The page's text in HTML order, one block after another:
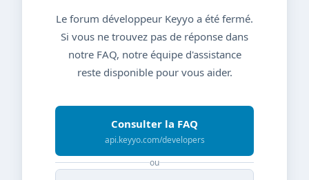
Le forum développeur Keyyo a été fermé.
Si vous ne trouvez pas de réponse dans
notre FAQ, notre équipe d'assistance
reste disponible pour vous aider.
Consulter la FAQ
api.keyyo.com/developers
ou